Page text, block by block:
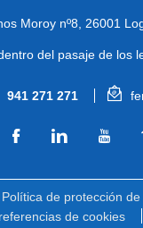
Moroy nº8, 26001
del pasaje de los
941 271 271
Política de protección
de cookies